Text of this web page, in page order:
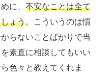
に、 不安なことは全て
ょう。こういうのは慣
らないことばかりで当
素直に相談してもいい
色々と教えてくれま